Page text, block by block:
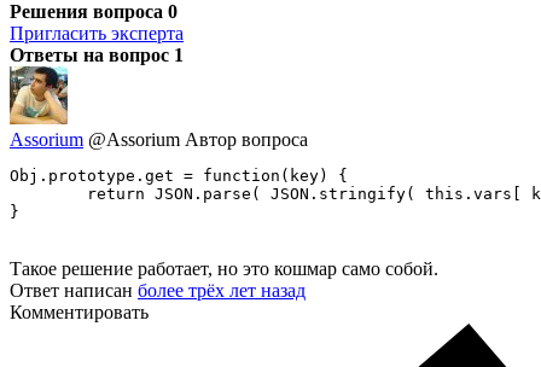
Решения вопроса 0
Пригласить эксперта
Ответы на вопрос 1
Assorium @Assorium Автор вопроса
Obj.prototype.get = function(key) {
}
Такое решение работает, но это кошмар само собой.
Ответ написан более трёх лет назад
Комментировать